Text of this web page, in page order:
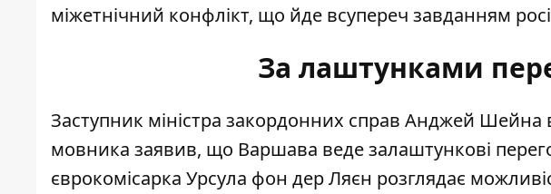
міжетнічний конфлікт, що йде всупереч завданням
За лаштунками
Заступник міністра закордонних справ Анджей Шейна
мовника заявив, що Варшава веде залаштункові
єврокомісарка Урсула фон дер Ляєн розглядає